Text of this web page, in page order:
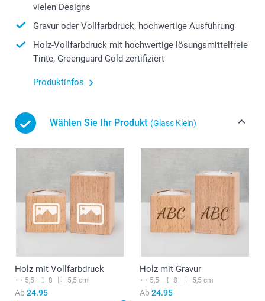
vielen Designs
Gravur oder Vollfarbdruck, hochwertige Ausführung
Holz-Vollfarbdruck mit hochwertige lösungsmittelfreie
Tinte, Greenguard Gold zertifiziert
Produktinfos
Wählen Sie Ihr Produkt (Glass Klein)
Holz mit Vollfarbdruck
5,5 8 5,5 cm
Ab 24.95
Holz mit Gravur
5,5 8 5,5 cm
Ab 24.95